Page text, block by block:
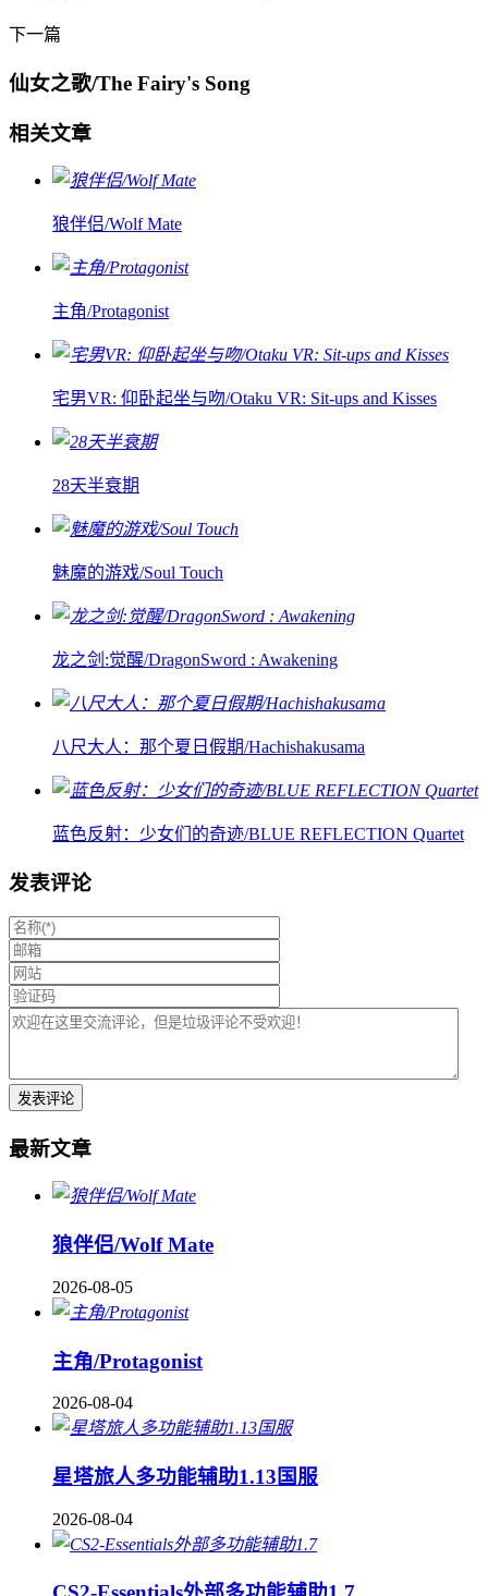
下一篇
仙女之歌/The Fairy's Song
相关文章
狼伴侣/Wolf Mate
主角/Protagonist
宅男VR: 仰卧起坐与吻/Otaku VR: Sit-ups and Kisses
28天半衰期
魅魔的游戏/Soul Touch
龙之剑:觉醒/DragonSword : Awakening
八尺大人：那个夏日假期/Hachishakusama
蓝色反射：少女们的奇迹/BLUE REFLECTION Quartet
发表评论
最新文章
狼伴侣/Wolf Mate
2026-08-05
主角/Protagonist
2026-08-04
星塔旅人多功能辅助1.13国服
2026-08-04